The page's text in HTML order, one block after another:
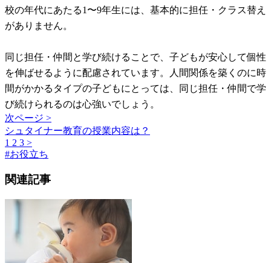
校の年代にあたる1〜9年生には、基本的に担任・クラス替え
がありません。
同じ担任・仲間と学び続けることで、子どもが安心して個性
を伸ばせるように配慮されています。人間関係を築くのに時
間がかかるタイプの子どもにとっては、同じ担任・仲間で学
び続けられるのは心強いでしょう。
次ページ >
シュタイナー教育の授業内容は？
1 2 3 >
#お役立ち
関連記事